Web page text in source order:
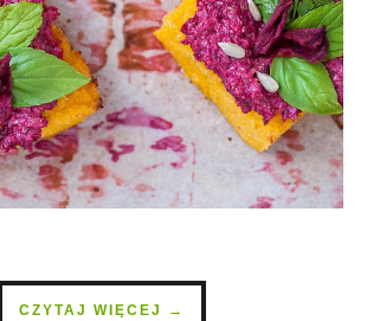
CZYTAJ WIĘCEJ →